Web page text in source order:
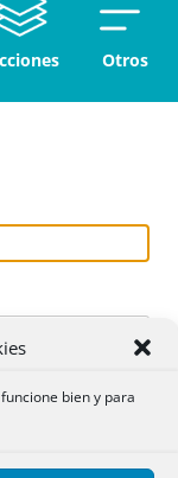
bien y para
Otros